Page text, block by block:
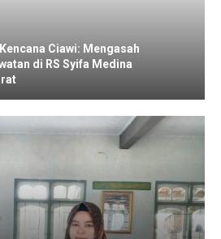
Ciawi: Mengasah
di RS Syifa Medina